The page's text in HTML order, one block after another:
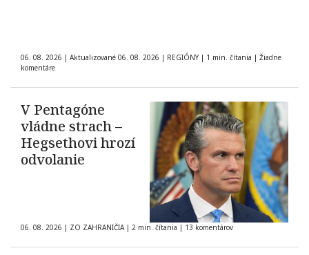
06. 08. 2026 | Aktualizované 06. 08. 2026 | REGIÓNY | 1 min. čítania | Žiadne
komentáre
V Pentagóne
vládne strach –
Hegsethovi hrozí
odvolanie
06. 08. 2026 | ZO ZAHRANIČIA | 2 min. čítania | 13 komentárov